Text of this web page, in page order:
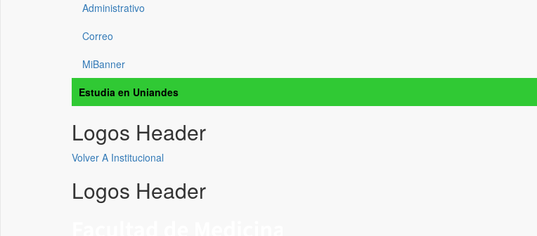
Administrativo
Correo
MiBanner
Estudia en Uniandes
Logos Header
Volver A Institucional
Logos Header